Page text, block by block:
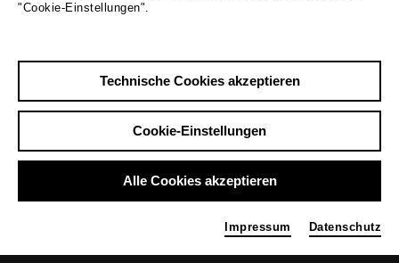
"Cookie-Einstellungen".
Technische Cookies akzeptieren
Cookie-Einstellungen
Alle Cookies akzeptieren
Impressum Datenschutz